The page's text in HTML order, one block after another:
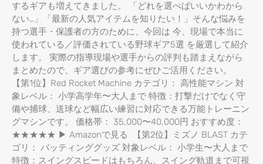
するギアも増えてきました。 「どれを選べばいいかわから
ない…」「最新の人気アイテムを知りたい！」そんな悩みを
持つ選手・保護者の方のために、今回は 今、現場で本当に
使われている／評価されている野球ギア5選 を厳選して紹介
します。 実際の指導現場や選手からの評判も踏まえながら
まとめたので、ギア選びの参考にぜひご活用ください。
【第1位】Red Rocket Machine カテゴリ： 高性能マシン 対
象レベル： 小学高学年〜大人まで 特徴：打撃だけでなく守
備や捕球、送球など幅広い練習に対応できる万能トレーニン
グマシンです。 価格帯： 35,000〜40,000円 おすすめ度：
★★★★★ ▶ Amazonで見る 【第2位】ミズノ BLAST カテ
ゴリ： バッティンググッズ 対象レベル： 小学生〜大人まで
特徴：スイングスピードはもちろん、スイング軌道まで可視